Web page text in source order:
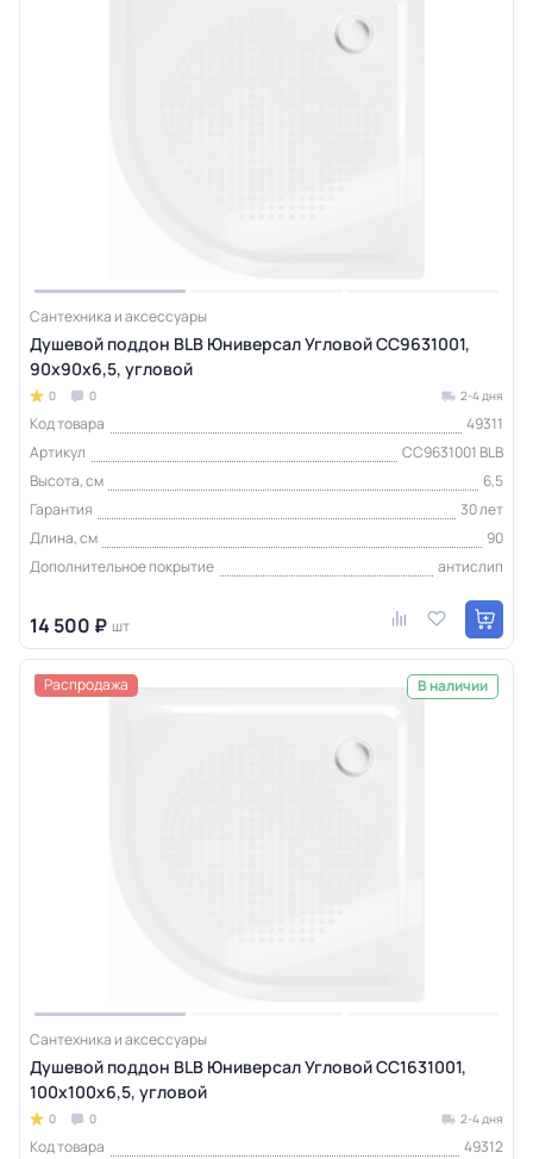
Сантехника и аксессуары
Душевой поддон BLB Юниверсал Угловой CC9631001,
90x90x6,5, угловой
0 0 2-4 дня
Код товара
49311
Артикул
CC9631001 BLB
Высота, см
6,5
Гарантия
30 лет
Длина, см
90
Дополнительное покрытие
антислип
14 500 ₽ шт
Распродажа В наличии
Сантехника и аксессуары
Душевой поддон BLB Юниверсал Угловой CС1631001,
100x100x6,5, угловой
0 0 2-4 дня
Код товара
49312